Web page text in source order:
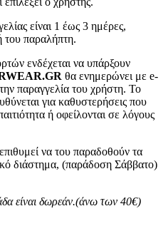
είναι 1 έως 3 ημέρες,
του παραλήπτη.
ενδέχεται να υπάρξουν
θα ενημερώνει με e-
παραγγελία του χρήστη. Το
για καθυστερήσεις που
ή οφείλονται σε λόγους
να του παραδοθούν τα
διάστημα, (παράδοση Σάββατο)
είναι δωρεάν.(άνω των 40€)